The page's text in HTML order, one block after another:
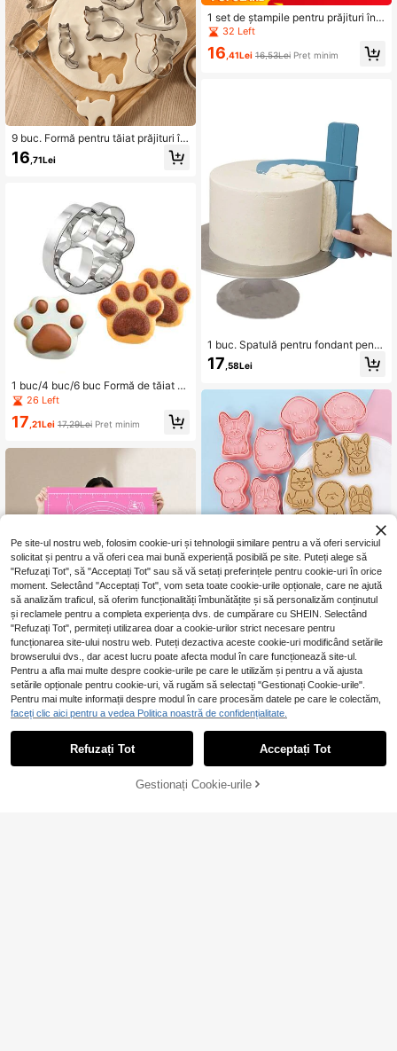
9 buc. Formă pentru tăiat prăjituri în
formă de pisică de desene animate
coreeane, instrumente de coacere f
16 ,71Lei
1 buc/4 buc/6 buc Formă de tăiat bi
scuiți în formă de lăbuță de câine, di
n oțel inoxidabil 430, formă drăguță
de desen animat cu lăbuță de pisică
mă de coacere pentru biscuiți franț
entru copii și părinți, formă de coac
ere cu amprentă drăguță de lăbuță
26 Left
17 ,21Lei 17,29LeiPreț minim
1 bucată roz, antiderapant, antiader
covoraș pentru amestecare
18,39Lei -1%
1 set de ștampile pentru prăjituri în f
ormă de literă, mini matriță creativă
ere
32 Left
16 ,41Lei 16,53LeiPreț minim
1 buc. Spatulă pentru fondant pentr
u șapă reglabilă pentru răzuit pentr
u prăjituri, instrumente de decorare
ei Accesorii pentru copt pentru buc
17 ,58Lei
8 bucăți ștampile pentru biscuiți în f
ormă de câine de desene animate
26 Left
29,88Lei
ADAUGĂ ÎN COȘ
Pe site-ul nostru web, folosim cookie-uri și tehnologii similare pentru a vă oferi serviciul
solicitat și pentru a vă oferi cea mai bună experiență posibilă pe site. Puteți alege să
"Refuzați Tot", să "Acceptați Tot" sau să vă setați preferințele pentru cookie-uri în orice
moment. Selectând "Acceptați Tot", vom seta toate cookie-urile opționale, care ne ajută
să analizăm traficul, să oferim funcționalități îmbunătățite și să personalizăm conținutul
și reclamele pentru a completa experiența dvs. de cumpărare cu SHEIN. Selectând
"Refuzați Tot", permiteți utilizarea doar a cookie-urilor strict necesare pentru
funcționarea site-ului nostru web. Puteți dezactiva aceste cookie-uri modificând setările
browserului dvs., dar acest lucru poate afecta modul în care funcționează site-ul.
Pentru a afla mai multe despre cookie-urile pe care le utilizăm și pentru a vă ajusta
setările opționale pentru cookie-uri, vă rugăm să selectați "Gestionați Cookie-urile".
Pentru mai multe informații despre modul în care procesăm datele pe care le colectăm,
faceți clic aici pentru a vedea Politica noastră de confidențialitate.
Refuzați Tot Acceptați Tot
Gestionați Cookie-urile